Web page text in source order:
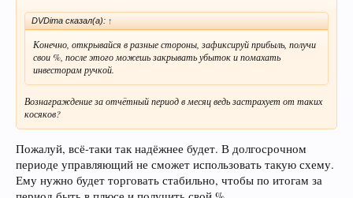
DVDima сказал(а): ↑
Конечно, открывайся в разные стороны, зафиксируй прибыль, получи
свои %, после этого можешь закрывать убыток и помахать
инвесторам ручкой.
Вознаграждение за отчётный период в месяц ведь застрахует от таких
косяков?
Пожалуй, всё-таки так надёжнее будет. В долгосрочном
периоде управляющий не сможет использовать такую схему.
Ему нужно будет торговать стабильно, чтобы по итогам за